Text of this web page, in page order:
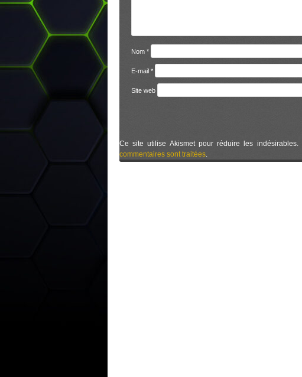
Nom *
E-mail *
Site web
Ce site utilise Akismet pour réduire les indésirables.
commentaires sont traitées.